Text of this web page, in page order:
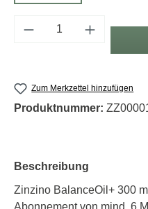
Produkt Anzahl:
Zum Merkzettel hinzufügen
Produktnummer:
Beschreibung
Zinzino BalanceOil+ 300